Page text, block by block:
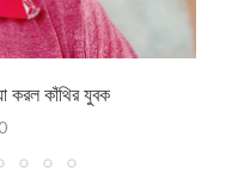
করল কাঁথির যুবক